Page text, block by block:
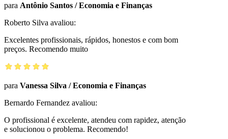
para Antônio Santos /Economia e Finanças
Roberto Silva avaliou:
Excelentes profissionais, rápidos, honestos e com bom
preços. Recomendo muito
para Vanessa Silva /Economia e Finanças
Bernardo Fernandez avaliou:
O profissional é excelente, atendeu com rapidez, atenção
e solucionou o problema. Recomendo!